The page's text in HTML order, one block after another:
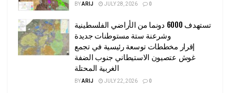
BYARIJ JULY 28, 2026 0
تستهدف 6000 دونما من الأراضي الفلسطينية
وشرعنة ستة مستوطنات جديدة
إقرار مخططات توسعة رئيسية في تجمع
غوش عتصيون الاستيطاني جنوب الضفة
الغربية المحتلة
BYARIJ JULY 22, 2026 0